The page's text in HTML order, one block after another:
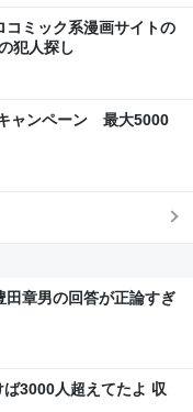
ミック系漫画サイトの
犯人探し
ャンペーン 最大5000
田章男の回答が正論すぎ
3000人超えてたよ 収